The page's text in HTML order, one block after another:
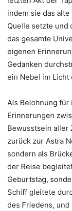
indem sie das
Quelle setzte und
das gesamte
eigenen
Gedanken
ein Nebel im Licht
Als Belohnung für
Erinnerungen
Bewusstsein aller
zurück zur Astra
sondern als
der Reise
Geburtstag,
Schiff gleitete
des Friedens,